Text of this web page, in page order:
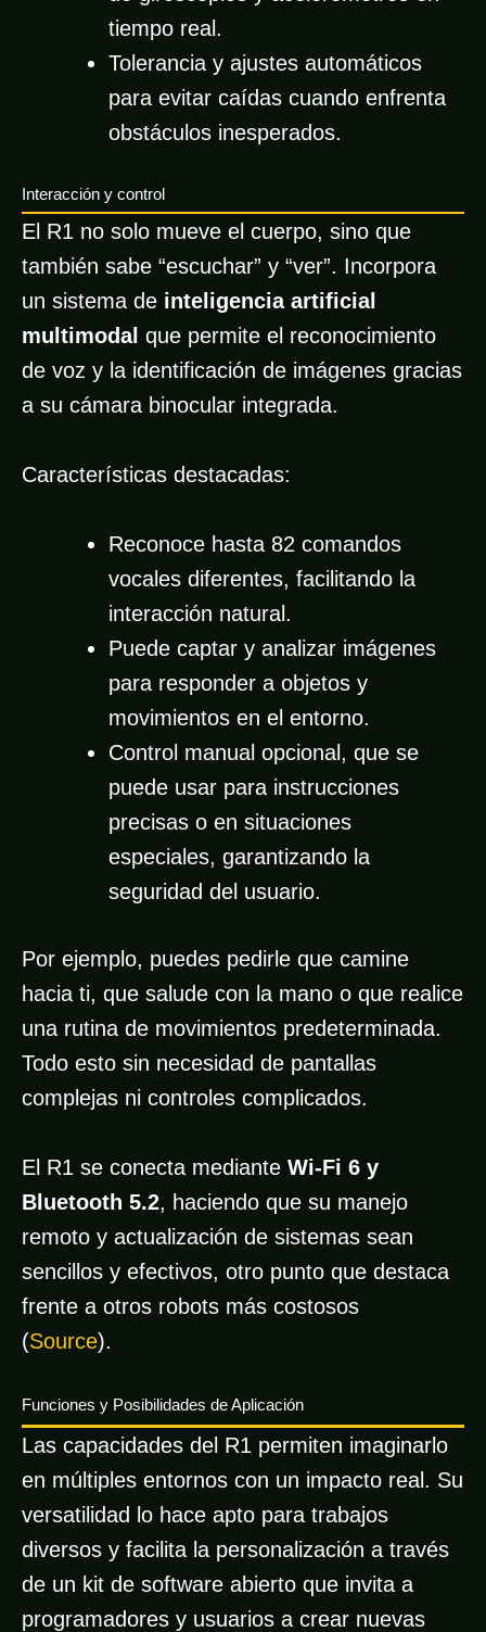
tiempo real.
Tolerancia y ajustes automáticos
para evitar caídas cuando enfrenta
obstáculos inesperados.
Interacción y control
El R1 no solo mueve el cuerpo, sino que
también sabe “escuchar” y “ver”. Incorpora
un sistema de inteligencia artificial
multimodal que permite el reconocimiento
de voz y la identificación de imágenes gracias
a su cámara binocular integrada.
Características destacadas:
Reconoce hasta 82 comandos
vocales diferentes, facilitando la
interacción natural.
Puede captar y analizar imágenes
para responder a objetos y
movimientos en el entorno.
Control manual opcional, que se
puede usar para instrucciones
precisas o en situaciones
especiales, garantizando la
seguridad del usuario.
Por ejemplo, puedes pedirle que camine
hacia ti, que salude con la mano o que realice
una rutina de movimientos predeterminada.
Todo esto sin necesidad de pantallas
complejas ni controles complicados.
El R1 se conecta mediante Wi-Fi 6 y
Bluetooth 5.2, haciendo que su manejo
remoto y actualización de sistemas sean
sencillos y efectivos, otro punto que destaca
frente a otros robots más costosos
(Source).
Funciones y Posibilidades de Aplicación
Las capacidades del R1 permiten imaginarlo
en múltiples entornos con un impacto real. Su
versatilidad lo hace apto para trabajos
diversos y facilita la personalización a través
de un kit de software abierto que invita a
programadores y usuarios a crear nuevas